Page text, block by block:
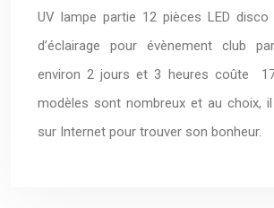
UV lampe partie 12 pièces LED disco
d’éclairage pour évènement club
environ 2 jours et 3 heures coûte
modèles sont nombreux et au choix,
sur Internet pour trouver son bonheur.